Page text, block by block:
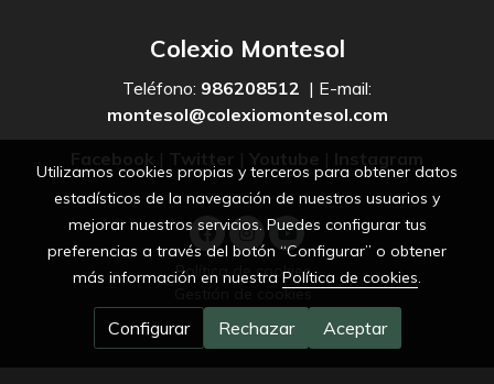
Colexio Montesol
Teléfono: 986208512 | E-mail:
montesol@colexiomontesol.com
Política de cookies
Gestión de cookies
Utilizamos cookies propias y terceros para obtener datos
estadísticos de la navegación de nuestros usuarios y
mejorar nuestros servicios. Puedes configurar tus
preferencias a través del botón “Configurar” o obtener
más información en nuestra Política de cookies.
Configurar Rechazar Aceptar